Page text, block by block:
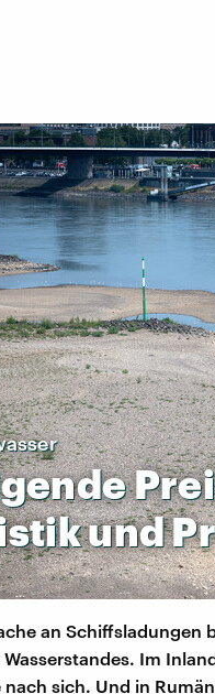
und
an Schiffsladungen
Im
nach sich. Und in